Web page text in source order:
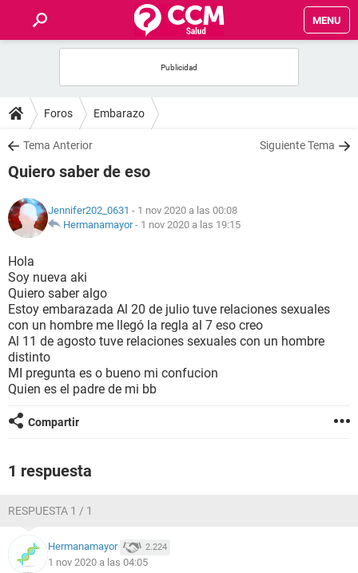
MENU
FOROS
SALUD
FAMILIA
NUTRICIÓN
BIENESTAR
SEXUALIDAD
GLOSARIO
Foros Embarazo
Tema Anterior Siguiente Tema
Quiero saber de eso
Jennifer202_0631 - 1 nov 2020 a las 00:08
Hermanamayor- 1 nov 2020 a las 19:15
Hola
Soy nueva aki
Quiero saber algo
Estoy embarazada Al 20 de julio tuve relaciones sexuales
con un hombre me llegó la regla al 7 eso creo
Al 11 de agosto tuve relaciones sexuales con un hombre
distinto
MI pregunta es o bueno mi confucion
Quien es el padre de mi bb
Compartir
1 respuesta
RESPUESTA 1 / 1
Hermanamayor 2.224
1 nov 2020 a las 04:05